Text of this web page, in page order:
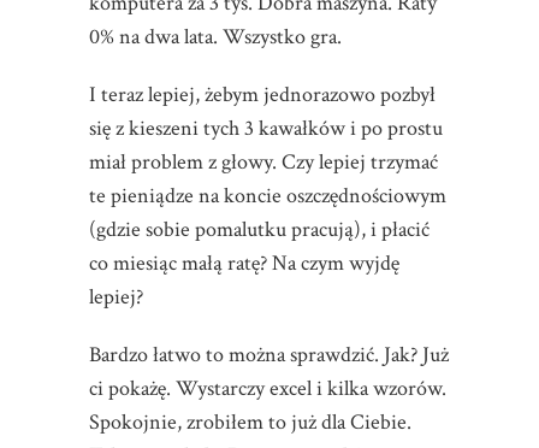
0% na dwa lata. Wszystko gra.
I teraz lepiej, żebym jednorazowo pozbył
się z kieszeni tych 3 kawałków i po prostu
miał problem z głowy. Czy lepiej trzymać
te pieniądze na koncie oszczędnościowym
(gdzie sobie pomalutku pracują), i płacić
co miesiąc małą ratę? Na czym wyjdę
lepiej?
Bardzo łatwo to można sprawdzić. Jak? Już
ci pokażę. Wystarczy excel i kilka wzorów.
Spokojnie, zrobiłem to już dla Ciebie.